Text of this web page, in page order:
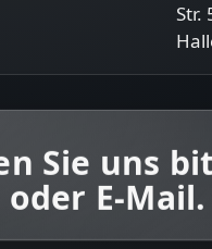
Str.
Sie uns
E-Mail.